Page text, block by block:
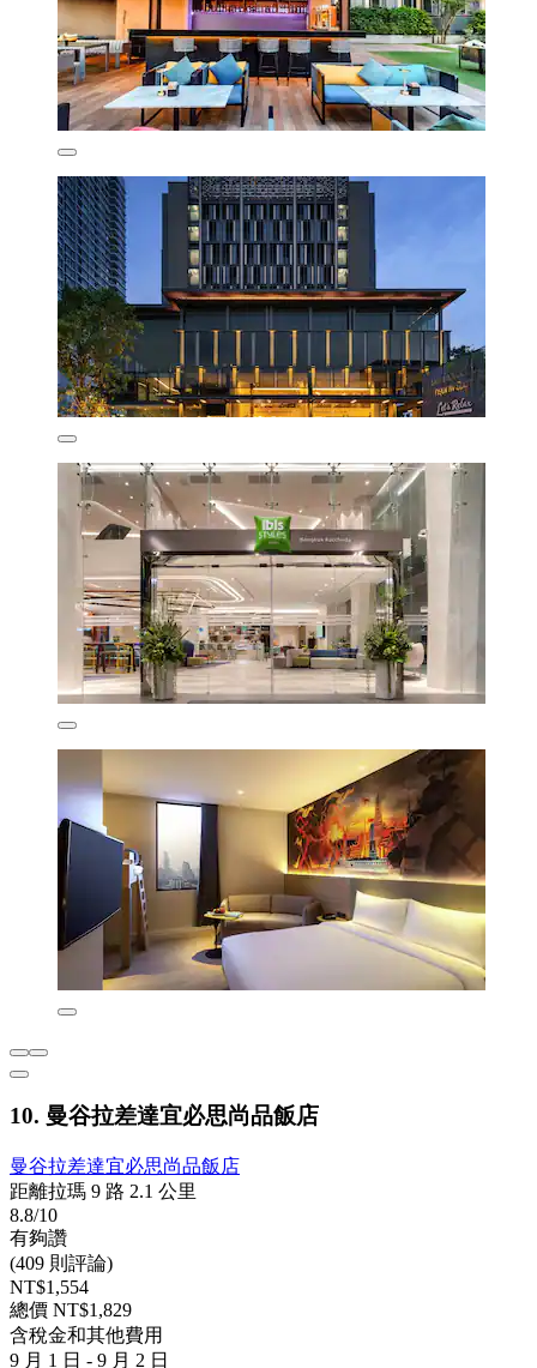
10. 曼谷拉差達宜必思尚品飯店
曼谷拉差達宜必思尚品飯店
距離拉瑪 9 路 2.1 公里
8.8/10
有夠讚
(409 則評論)
NT$1,554
總價 NT$1,829
含稅金和其他費用
9 月 1 日 - 9 月 2 日